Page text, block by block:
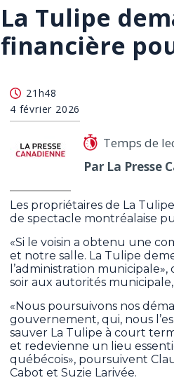
La Tulipe
financière
21h48
4 février 2026
Temps de
Par La Presse
Les propriétaires de La
de spectacle montréalaise
«Si le voisin a obtenu une
et notre salle. La Tulipe
l’administration
soir aux autorités
«Nous poursuivons nos
gouvernement, qui, nous
sauver La Tulipe à court
et redevienne un lieu
québécois», poursuivent
Cabot et Suzie Larivée.